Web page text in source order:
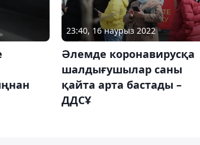
23:40, 16 наурыз 2022
Әлемде коронавирусқа
шалдығушылар саны
қайта арта бастады –
ДДСҰ